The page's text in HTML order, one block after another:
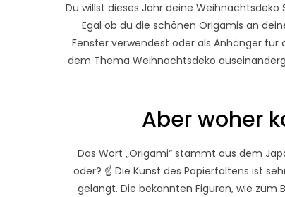
Du willst dieses Jahr deine
Egal ob du die schönen Origamis an
Fenster verwendest oder als Anhänger für
dem Thema Weihnachtsdeko
Aber woher
Das Wort „Origami“ stammt aus dem
oder? ☝ Die Kunst des Papierfaltens ist
gelangt. Die bekannten Figuren, wie zum